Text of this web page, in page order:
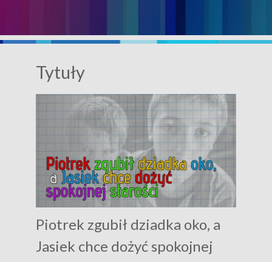
Tytuły
Piotrek zgubił dziadka oko, a
Jasiek chce dożyć spokojnej